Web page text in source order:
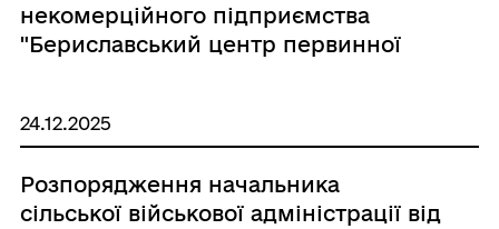
некомерційного підприємства
"Бериславський центр первинної
рік (в новій редакції)»
24.12.2025
Розпорядження начальника
сільської військової адміністрації від